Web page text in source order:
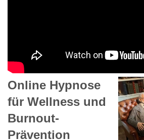
Online Hypnose
für Wellness und
Burnout-
Prävention